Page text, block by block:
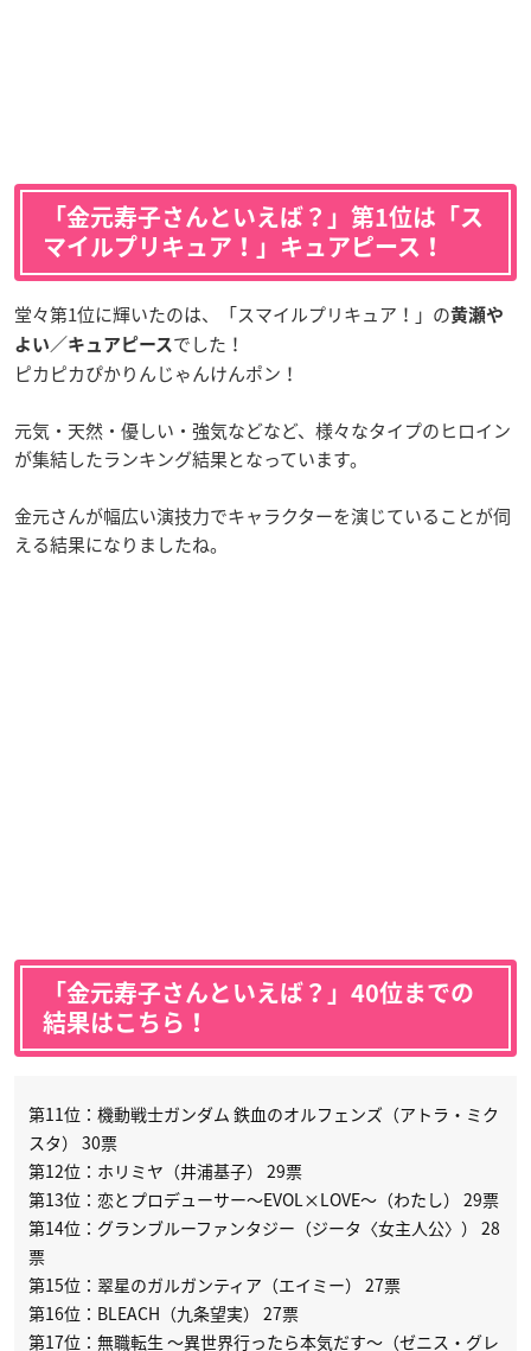
「金元寿子さんといえば？」第1位は「ス
マイルプリキュア！」キュアピース！
堂々第1位に輝いたのは、「スマイルプリキュア！」の黄瀬や
よい／キュアピース でした！
ピカピカぴかりんじゃんけんポン！
元気・天然・優しい・強気などなど、様々なタイプのヒロイン
が集結したランキング結果となっています。
金元さんが幅広い演技力でキャラクターを演じていることが伺
える結果になりましたね。
「金元寿子さんといえば？」40位までの
結果はこちら！
第11位：機動戦士ガンダム 鉄血のオルフェンズ（アトラ・ミク
スタ） 30票
第12位：ホリミヤ（井浦基子） 29票
第13位：恋とプロデューサー〜EVOL×LOVE〜（わたし） 29票
第14位：グランブルーファンタジー（ジータ〈女主人公〉） 28
票
第15位：翠星のガルガンティア（エイミー） 27票
第16位：BLEACH（九条望実） 27票
第17位：無職転生 〜異世界行ったら本気だす〜（ゼニス・グレ